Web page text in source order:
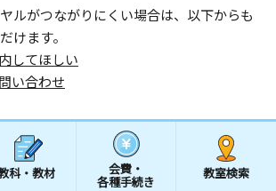
ルがつながりにくい場合は、以下からも
けます。
してほしい
い合わせ
科・教材 会費・
各種手続き
教室検索